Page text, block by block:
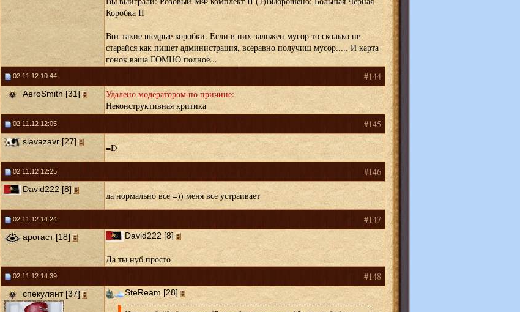
Коробка II
Вот такие шедрые коробки. Если в них заложен мусор то сколько не
старайся как пишет администрация, всеравно получиш мусор..... И карта
гонок ваша ГОМНО полное...
02.11.12 10:44 #144
AeroSmith [31]
Удалено модератором по причине:
Неконструктивная критика
02.11.12 12:05 #145
slavazavr [27]
=D
02.11.12 12:25 #146
David222 [8]
да нормально все =)) меня все устраивает
02.11.12 14:24 #147
арогаст [18] David222 [8]
Да ты нуб просто
02.11.12 14:39 #148
спекулянт [37] SteReam [28]